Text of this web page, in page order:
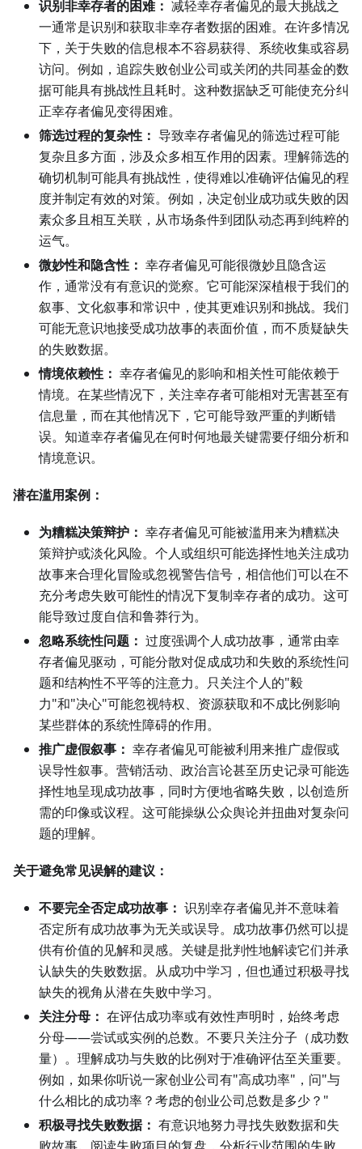
识别非幸存者的困难： 减轻幸存者偏见的最大挑战之
一通常是识别和获取非幸存者数据的困难。在许多情况
下，关于失败的信息根本不容易获得、系统收集或容易
访问。例如，追踪失败创业公司或关闭的共同基金的数
据可能具有挑战性且耗时。这种数据缺乏可能使充分纠
正幸存者偏见变得困难。
筛选过程的复杂性： 导致幸存者偏见的筛选过程可能
复杂且多方面，涉及众多相互作用的因素。理解筛选的
确切机制可能具有挑战性，使得难以准确评估偏见的程
度并制定有效的对策。例如，决定创业成功或失败的因
素众多且相互关联，从市场条件到团队动态再到纯粹的
运气。
微妙性和隐含性： 幸存者偏见可能很微妙且隐含运
作，通常没有有意识的觉察。它可能深深植根于我们的
叙事、文化叙事和常识中，使其更难识别和挑战。我们
可能无意识地接受成功故事的表面价值，而不质疑缺失
的失败数据。
情境依赖性： 幸存者偏见的影响和相关性可能依赖于
情境。在某些情况下，关注幸存者可能相对无害甚至有
信息量，而在其他情况下，它可能导致严重的判断错
误。知道幸存者偏见在何时何地最关键需要仔细分析和
情境意识。
潜在滥用案例：
为糟糕决策辩护： 幸存者偏见可能被滥用来为糟糕决
策辩护或淡化风险。个人或组织可能选择性地关注成功
故事来合理化冒险或忽视警告信号，相信他们可以在不
充分考虑失败可能性的情况下复制幸存者的成功。这可
能导致过度自信和鲁莽行为。
忽略系统性问题： 过度强调个人成功故事，通常由幸
存者偏见驱动，可能分散对促成成功和失败的系统性问
题和结构性不平等的注意力。只关注个人的"毅
力"和"决心"可能忽视特权、资源获取和不成比例影响
某些群体的系统性障碍的作用。
推广虚假叙事： 幸存者偏见可能被利用来推广虚假或
误导性叙事。营销活动、政治言论甚至历史记录可能选
择性地呈现成功故事，同时方便地省略失败，以创造所
需的印像或议程。这可能操纵公众舆论并扭曲对复杂问
题的理解。
关于避免常见误解的建议：
不要完全否定成功故事： 识别幸存者偏见并不意味着
否定所有成功故事为无关或误导。成功故事仍然可以提
供有价值的见解和灵感。关键是批判性地解读它们并承
认缺失的失败数据。从成功中学习，但也通过积极寻找
缺失的视角从潜在失败中学习。
关注分母： 在评估成功率或有效性声明时，始终考虑
分母——尝试或实例的总数。不要只关注分子（成功数
量）。理解成功与失败的比例对于准确评估至关重要。
例如，如果你听说一家创业公司有"高成功率"，问"与
什么相比的成功率？考虑的创业公司总数是多少？"
积极寻找失败数据： 有意识地努力寻找失败数据和失